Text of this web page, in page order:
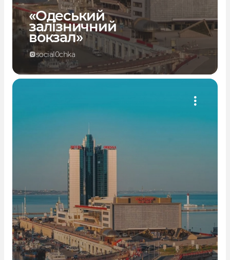
«Одеський
залізничний
вокзал»
social0chka